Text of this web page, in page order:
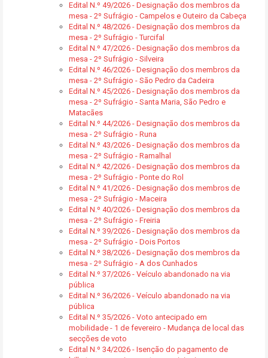
Edital N.º 49/2026 - Designação dos membros da
mesa - 2º Sufrágio - Campelos e Outeiro da Cabeça
Edital N.º 48/2026 - Designação dos membros da
mesa - 2º Sufrágio - Turcifal
Edital N.º 47/2026 - Designação dos membros da
mesa - 2º Sufrágio - Silveira
Edital N.º 46/2026 - Designação dos membros da
mesa - 2º Sufrágio - São Pedro da Cadeira
Edital N.º 45/2026 - Designação dos membros da
mesa - 2º Sufrágio - Santa Maria, São Pedro e
Matacães
Edital N.º 44/2026 - Designação dos membros da
mesa - 2º Sufrágio - Runa
Edital N.º 43/2026 - Designação dos membros da
mesa - 2º Sufrágio - Ramalhal
Edital N.º 42/2026 - Designação dos membros da
mesa - 2º Sufrágio - Ponte do Rol
Edital N.º 41/2026 - Designação dos membros de
mesa - 2º Sufrágio - Maceira
Edital N.º 40/2026 - Designação dos membros da
mesa - 2º Sufrágio - Freiria
Edital N.º 39/2026 - Designação dos membros da
mesa - 2º Sufrágio - Dois Portos
Edital N.º 38/2026 - Designação dos membros da
mesa - 2º Sufrágio - A dos Cunhados
Edital N.º 37/2026 - Veículo abandonado na via
pública
Edital N.º 36/2026 - Veículo abandonado na via
pública
Edital N.º 35/2026 - Voto antecipado em
mobilidade - 1 de fevereiro - Mudança de local das
secções de voto
Edital N.º 34/2026 - Isenção do pagamento de